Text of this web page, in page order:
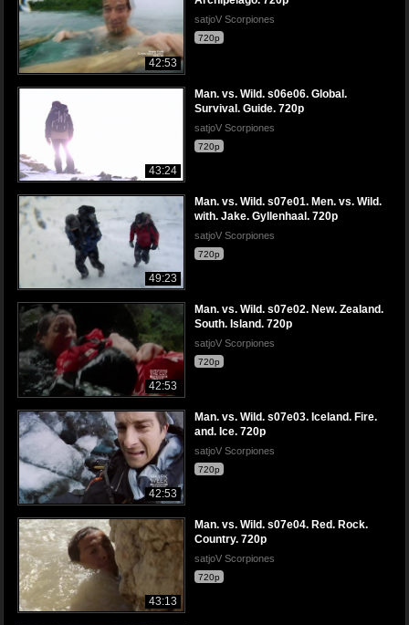
42:53
satjoV Scorpiones
720p
43:24
Man. vs. Wild. s06e06. Global.
Survival. Guide. 720p
satjoV Scorpiones
720p
49:23
Man. vs. Wild. s07e01. Men. vs. Wild.
with. Jake. Gyllenhaal. 720p
satjoV Scorpiones
720p
42:53
Man. vs. Wild. s07e02. New. Zealand.
South. Island. 720p
satjoV Scorpiones
720p
42:53
Man. vs. Wild. s07e03. Iceland. Fire.
and. Ice. 720p
satjoV Scorpiones
720p
43:13
Man. vs. Wild. s07e04. Red. Rock.
Country. 720p
satjoV Scorpiones
720p